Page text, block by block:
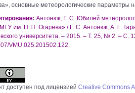
основные метеорологические параметры
Антонюк, Г. С. Юбилей
им. Н. П. Огарёва» / Г. С. Антонюк, А. Г.
университета. – 2015. – Т. 25, № 2. – С.
VMU.025.201502.122
доступен под лицензией Creative Commons